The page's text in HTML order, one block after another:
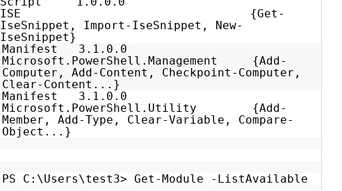
ISE {Get-
IseSnippet, Import-IseSnippet, New-
IseSnippet}
Manifest 3.1.0.0
Microsoft.PowerShell.Management {Add-
Computer, Add-Content, Checkpoint-Computer,
Clear-Content...}
Manifest 3.1.0.0
Microsoft.PowerShell.Utility {Add-
Member, Add-Type, Clear-Variable, Compare-
Object...}
PS C:\Users\test3> Get-Module -ListAvailable